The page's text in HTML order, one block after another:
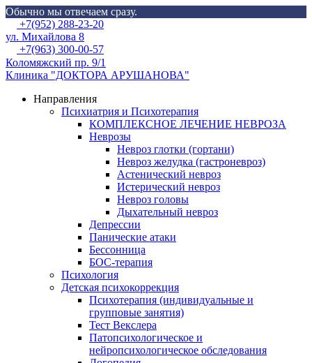
Обычно мы отвечаем сразу.
Skip
to
content
Menu+7(952) 288-23-20
ул. Михайлова 8
+7(963) 300-00-57
Коломяжский пр. 9/1
Клиника "ДОКТОРА АРУШАНОВА"
Направления
Психиатрия и Психотерапия
КОМПЛЕКСНОЕ ЛЕЧЕНИЕ НЕВРОЗА
Неврозы
Невроз глотки (гортани)
Невроз желудка (гастроневроз)
Астенический невроз
Истерический невроз
Невроз головы
Дыхательный невроз
Депрессии
Панические атаки
Бессонница
БОС-терапия
Психология
Детская психокоррекция
Психотерапия (индивидуальные и
групповые занятия)
Тест Векслера
Патопсихологическое и
нейропсихологическое обследования